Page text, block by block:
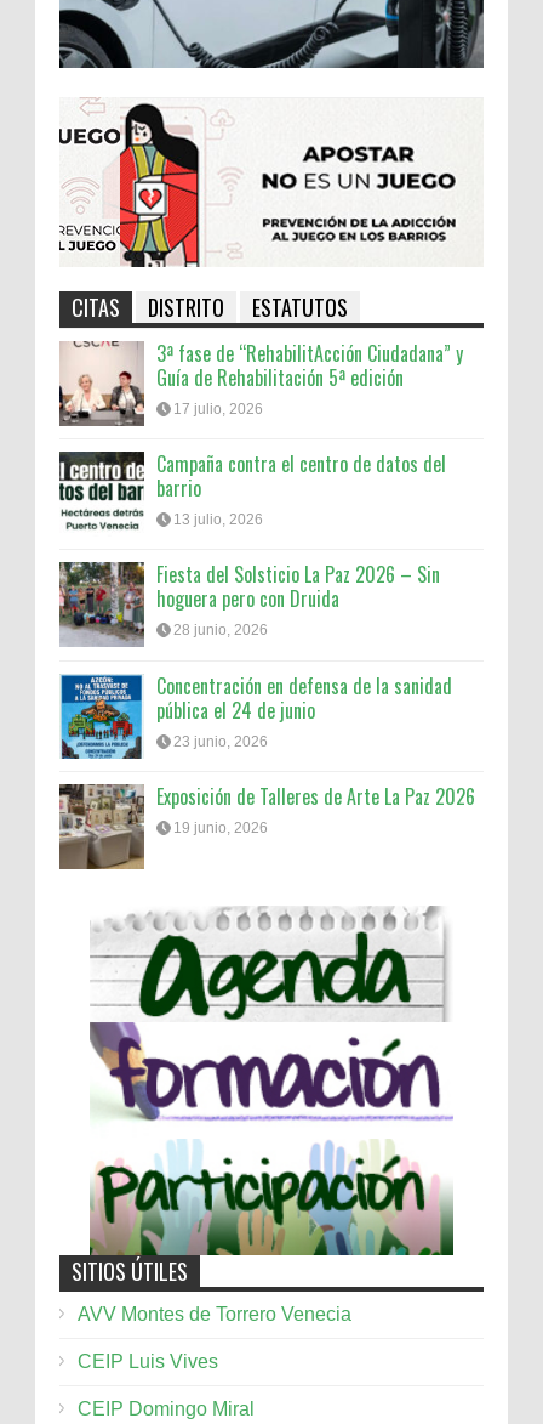
CITAS DISTRITO ESTATUTOS
3ª fase de “RehabilitAcción Ciudadana” y
Guía de Rehabilitación 5ª edición
17 julio, 2026
Campaña contra el centro de datos del
barrio
13 julio, 2026
Fiesta del Solsticio La Paz 2026 – Sin
hoguera pero con Druida
28 junio, 2026
Concentración en defensa de la sanidad
pública el 24 de junio
23 junio, 2026
Exposición de Talleres de Arte La Paz 2026
19 junio, 2026
SITIOS ÚTILES
AVV Montes de Torrero Venecia
CEIP Luis Vives
CEIP Domingo Miral